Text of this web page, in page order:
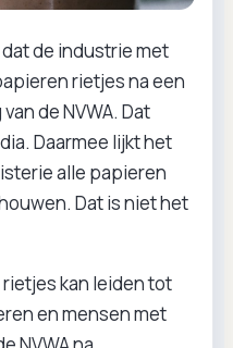
de industrie met
rietjes na een
de NVWA. Dat
Daarmee lijkt het
alle papieren
Dat is niet het
kan leiden tot
en mensen met